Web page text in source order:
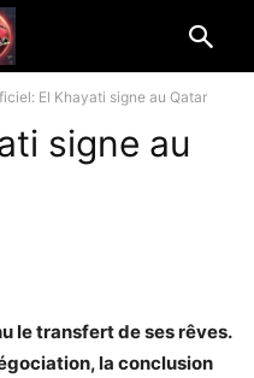
El Khayati signe au Qatar
signe au
le transfert de ses rêves.
la conclusion